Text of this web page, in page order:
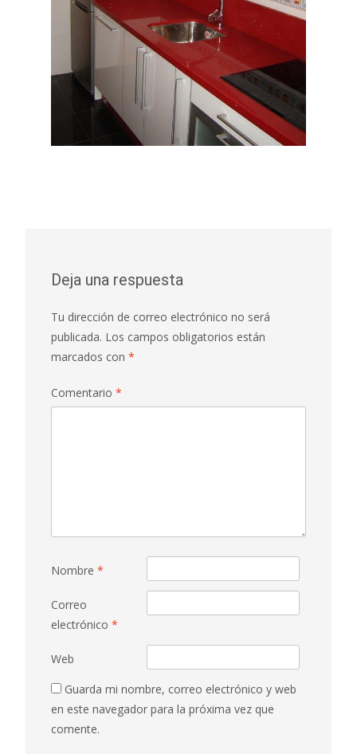
Deja una respuesta
Tu dirección de correo electrónico no será
publicada. Los campos obligatorios están
marcados con *
Comentario *
Nombre *
Correo
electrónico *
Web
Guarda mi nombre, correo electrónico y web
en este navegador para la próxima vez que
comente.